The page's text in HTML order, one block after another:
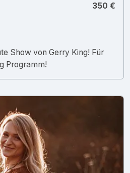
350 €
Show von Gerry King! Für
Programm!